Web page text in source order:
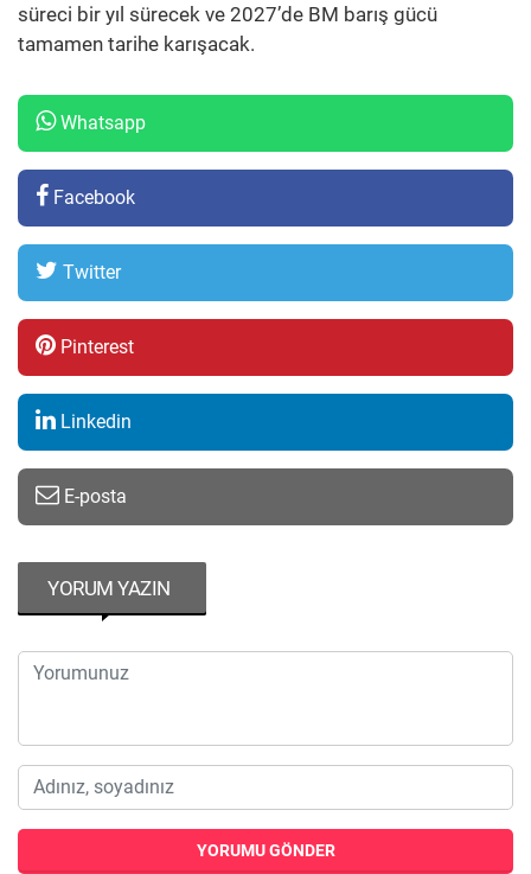
süreci bir yıl sürecek ve 2027’de BM barış gücü
tamamen tarihe karışacak.
Whatsapp
Facebook
Twitter
Pinterest
Linkedin
E-posta
YORUM YAZIN
YORUMU GÖNDER